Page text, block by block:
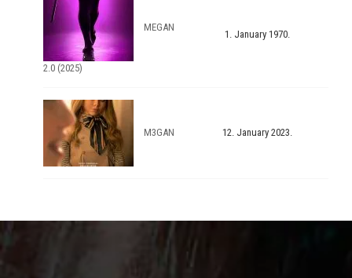
MEGAN
2.0 (2025)
1. January 1970.
M3GAN 12. January 2023.